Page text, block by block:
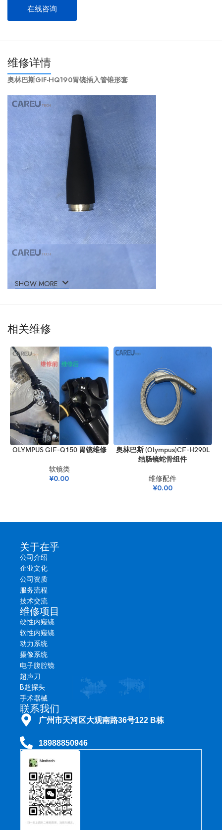
在线咨询
维修详情
奥林巴斯GIF-HQ190胃镜插入管锥形套
简要说明
GIF-HQ190插入管锥形套是专为奥林巴斯GIF-HQ190视频胃镜设计
的高端医用级弹性组件。该部件位于柔性插入管与控制手柄连接的
关键部位，作为坚固的应力缓解装置，可有效承受内窥镜检查过程
中的严苛要求以及多次高水平消毒（HLD）循环，是专业内镜维修和
维护中必不可少的替换部件。
功能
应力缓解与防弯折：提供渐进式柔性过渡，可吸收机械应力，防止
SHOW MORE
相关维修
OLYMPUS GIF-Q150 胃镜维修
软镜类
¥0.00
奥林巴斯 (Olympus)CF-H290L
结肠镜蛇骨组件
维修配件
¥0.00
关于在乎
公司介绍
企业文化
公司资质
服务流程
技术交流
维修项目
硬性内窥镜
软性内窥镜
动力系统
摄像系统
电子腹腔镜
超声刀
B超探头
手术器械
联系我们
广州市天河区大观南路36号122 B栋
18988850946